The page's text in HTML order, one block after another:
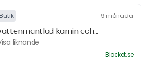
Butik 9 månader
kamin och...
liknande
Blocket.se